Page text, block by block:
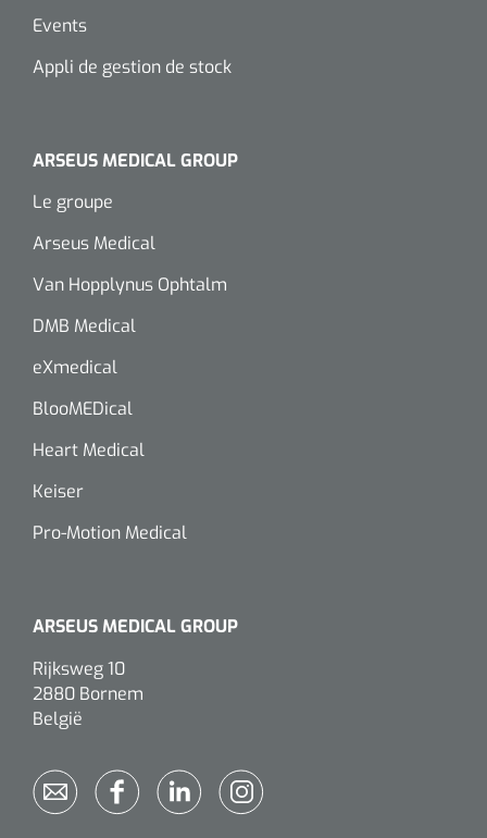
Events
Appli de gestion de stock
ARSEUS MEDICAL GROUP
Le groupe
Arseus Medical
Van Hopplynus Ophtalm
DMB Medical
eXmedical
BlooMEDical
Heart Medical
Keiser
Pro-Motion Medical
ARSEUS MEDICAL GROUP
Rijksweg 10
2880 Bornem
België